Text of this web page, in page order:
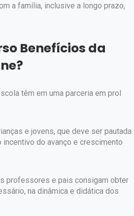
a família, inclusive a longo prazo,
Benefícios da
têm em uma parceria em prol
e jovens, que deve ser pautada
do avanço e crescimento
professores e pais consigam obter
na dinâmica e didática dos